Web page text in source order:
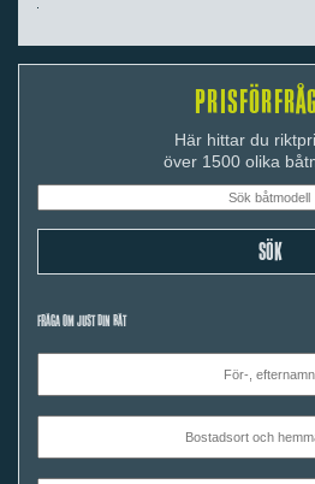
Här hittar du
över 1500 olika
FRÅGA OM JUST DIN BÅT